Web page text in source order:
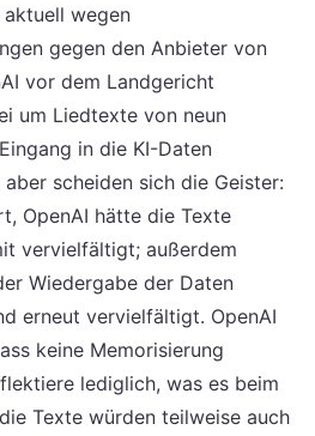
wegen
gegen den Anbieter von
vor dem Landgericht
um Liedtexte von neun
in die KI-Daten
scheiden sich die Geister:
OpenAI hätte die Texte
vervielfältigt; außerdem
Wiedergabe der Daten
erneut vervielfältigt. OpenAI
keine Memorisierung
lediglich, was es beim
Texte würden teilweise auch